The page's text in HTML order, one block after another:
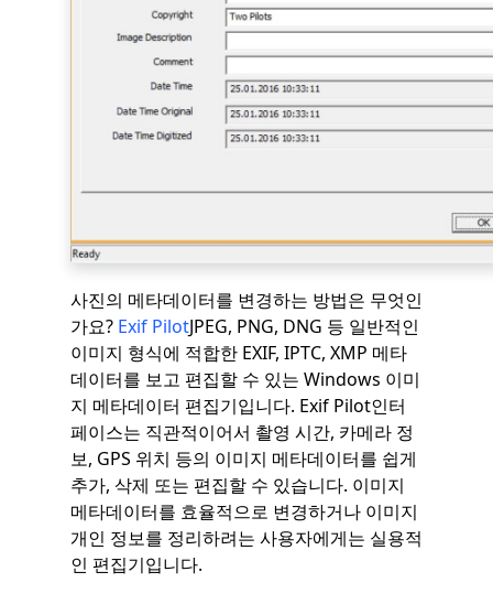
사진의 메타데이터를 변경하는 방법은 무엇인
가요? Exif PilotJPEG, PNG, DNG 등 일반적인
이미지 형식에 적합한 EXIF, IPTC, XMP 메타
데이터를 보고 편집할 수 있는 Windows 이미
지 메타데이터 편집기입니다. Exif Pilot인터
페이스는 직관적이어서 촬영 시간, 카메라 정
보, GPS 위치 등의 이미지 메타데이터를 쉽게
추가, 삭제 또는 편집할 수 있습니다. 이미지
메타데이터를 효율적으로 변경하거나 이미지
개인 정보를 정리하려는 사용자에게는 실용적
인 편집기입니다.